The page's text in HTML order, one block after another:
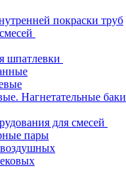
покраски труб
шпатлевки
Нагнетательные баки
для смесей
пары